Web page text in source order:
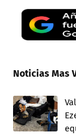
Noticias Mas